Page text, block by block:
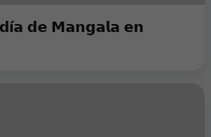
𝗱í𝗮 𝗱𝗲 𝗠𝗮𝗻𝗴𝗮𝗹𝗮 𝗲𝗻